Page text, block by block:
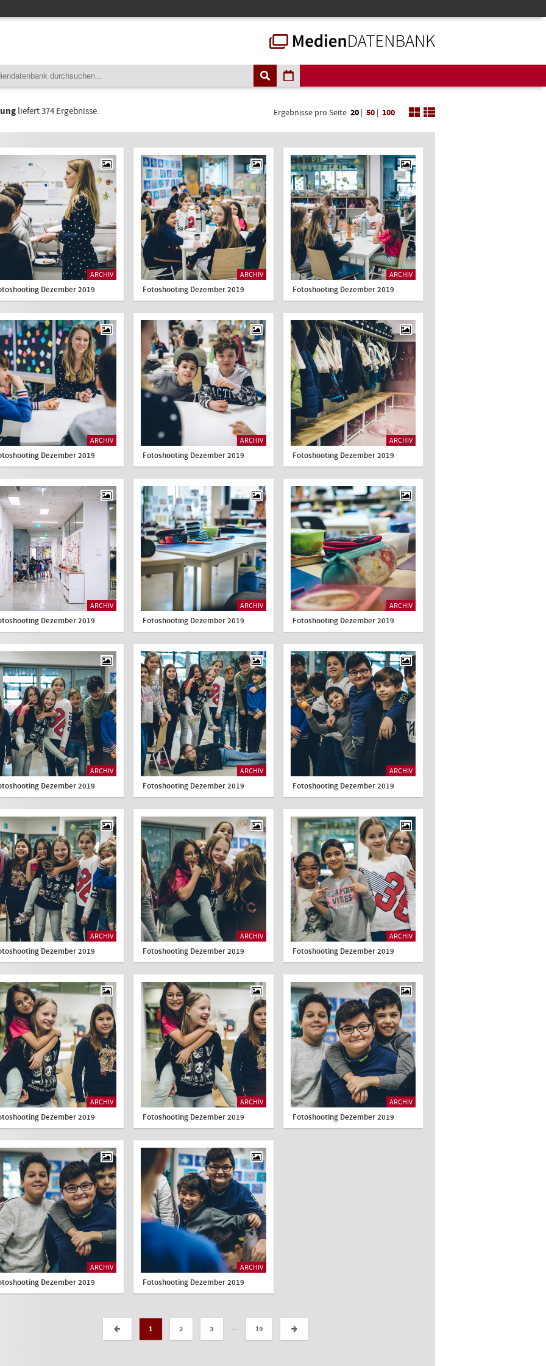
liefert 374 Ergebnisse. Ergebnisse pro Seite 20 | 50 | 100
ARCHIV
Dezember 2019
ARCHIV
Fotoshooting Dezember 2019
ARCHIV
Fotoshooting Dezember 2019
ARCHIV
Dezember 2019
ARCHIV
Fotoshooting Dezember 2019
ARCHIV
Fotoshooting Dezember 2019
ARCHIV
Dezember 2019
ARCHIV
Fotoshooting Dezember 2019
ARCHIV
Fotoshooting Dezember 2019
ARCHIV
Dezember 2019
ARCHIV
Fotoshooting Dezember 2019
ARCHIV
Fotoshooting Dezember 2019
ARCHIV
Dezember 2019
ARCHIV
Fotoshooting Dezember 2019
ARCHIV
Fotoshooting Dezember 2019
ARCHIV
Dezember 2019
ARCHIV
Fotoshooting Dezember 2019
ARCHIV
Fotoshooting Dezember 2019
ARCHIV
Dezember 2019
ARCHIV
Fotoshooting Dezember 2019
1 2 3 ... 19